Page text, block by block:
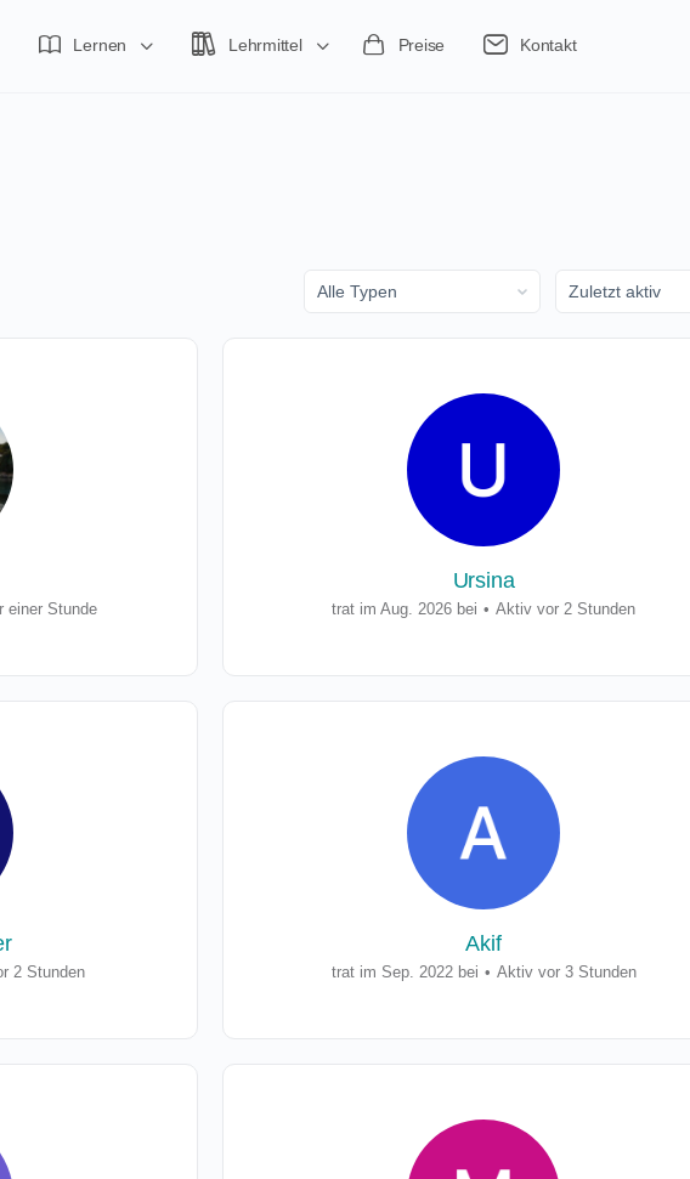
Lernen Lehrmittel Preise Kontakt
Sortieren
nach:
Sortieren
nach:
einer Stunde
Ursina
trat im Aug. 2026 bei • Aktiv vor 2 Stunden
2 Stunden
Akif
trat im Sep. 2022 bei • Aktiv vor 3 Stunden